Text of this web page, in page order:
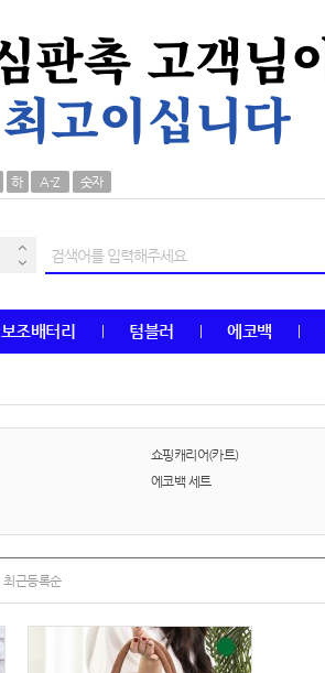
하 A-Z 숫자
보조배터리 텀블러 에코백
쇼핑캐리어(카트)
에코백 세트
최근등록순